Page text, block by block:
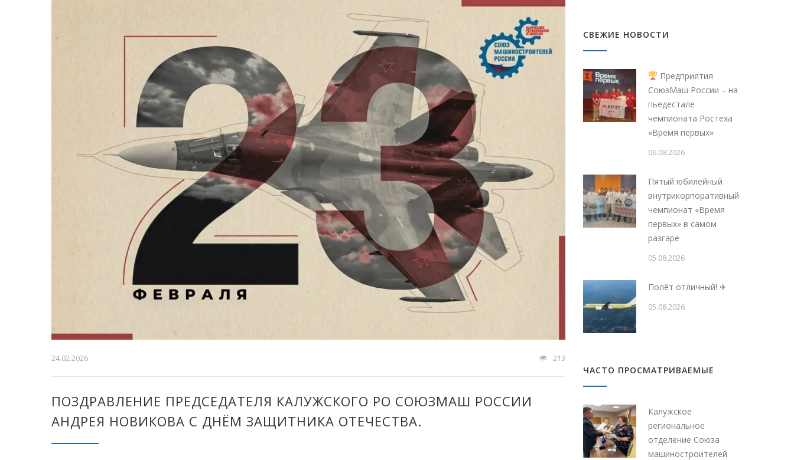
24.02.2026 213
ПОЗДРАВЛЕНИЕ ПРЕДСЕДАТЕЛЯ КАЛУЖСКОГО РО СОЮЗМАШ РОССИИ
АНДРЕЯ НОВИКОВА С ДНЁМ ЗАЩИТНИКА ОТЕЧЕСТВА.
СВЕЖИЕ НОВОСТИ
Предприятия
СоюзМаш России – на
пьедестале
чемпионата Ростеха
«Время первых»
06.08.2026
Пятый юбилейный
внутрикорпоративный
чемпионат «Время
первых» в самом
разгаре
05.08.2026
Полёт отличный! ✈
05.08.2026
ЧАСТО ПРОСМАТРИВАЕМЫЕ
Калужское
региональное
отделение Союза
машиностроителей